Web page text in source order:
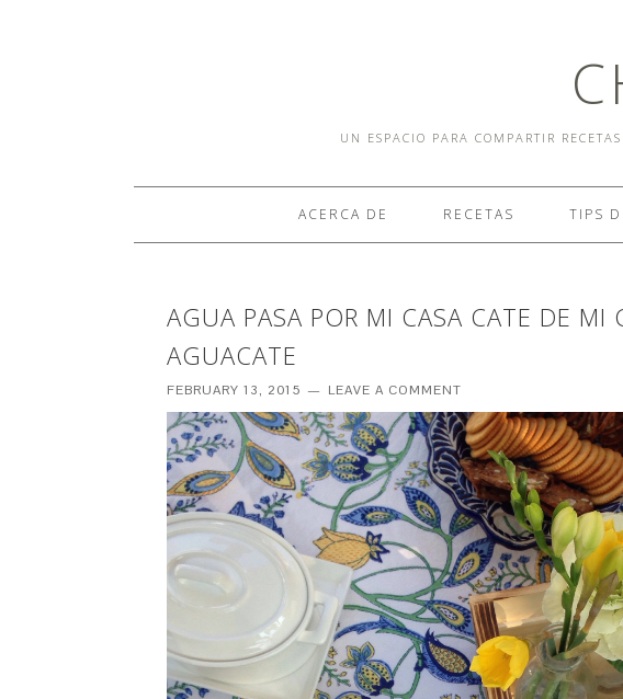
UN ESPACIO PARA COMPARTIR
ACERCA DE RECETAS TIPS
AGUA PASA POR MI CASA CATE DE MI
AGUACATE
FEBRUARY 13, 2015 LEAVE A COMMENT